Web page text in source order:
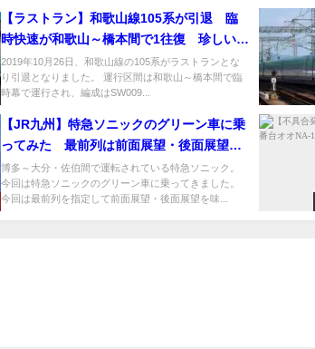
【ラストラン】和歌山線105系が引退 臨
時快速が和歌山～橋本間で1往復 珍しい臨
時幕で運転
2019年10月26日、和歌山線の105系がラストランとな
り引退となりました。 運行区間は和歌山～橋本間で臨
時幕で運行され、編成はSW009...
【JR九州】特急ソニックのグリーン車に乗
ってみた 最前列は前面展望・後面展望を
味わえる
博多～大分・佐伯間で運転されている特急ソニック。
今回は特急ソニックのグリーン車に乗ってきました。
今回は最前列を指定して前面展望・後面展望を味...